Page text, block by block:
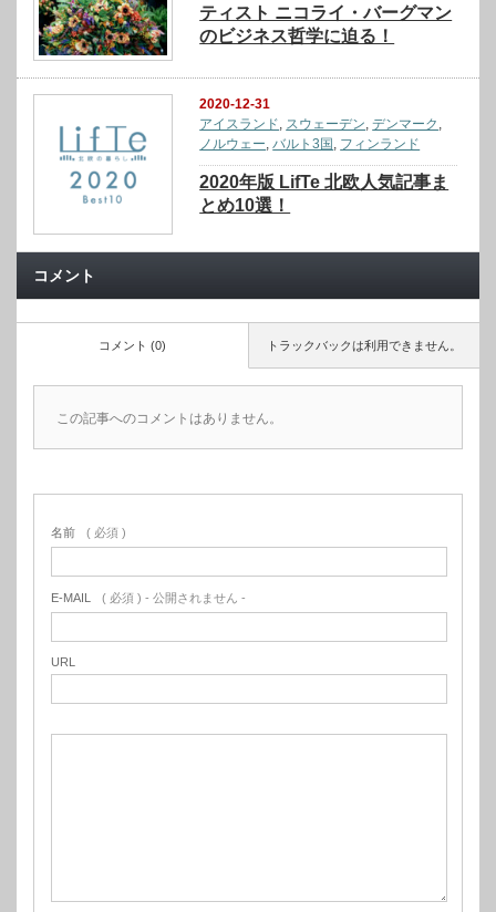
ティスト ニコライ・バーグマン
のビジネス哲学に迫る！
2020-12-31
アイスランド, スウェーデン,デンマーク ,
ノルウェー,バルト3国 , フィンランド
2020年版 LifTe 北欧人気記事ま
とめ10選！
コメント
トラックバックは利用できません。
コメント (0)
この記事へのコメントはありません。
名前 ( 必須 )
E-MAIL ( 必須 ) - 公開されません -
URL